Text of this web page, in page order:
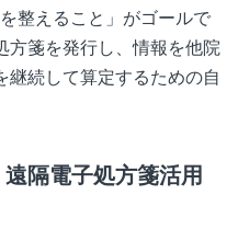
整えること」がゴールで
方箋を発行し、情報を他院
継続して算定するための自
隔電子処方箋活用